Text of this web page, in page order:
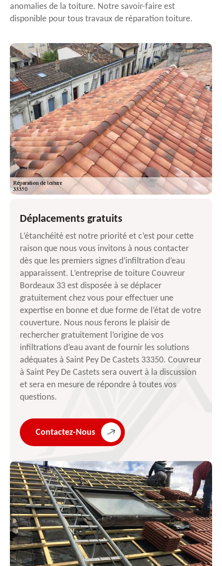
anomalies de la toiture. Notre savoir-faire est
disponible pour tous travaux de réparation toiture.
Déplacements gratuits
L’étanchéité est notre priorité et c’est pour cette
raison que nous vous invitons à nous contacter
dès que les premiers signes d’infiltration d’eau
apparaissent. L’entreprise de toiture Couvreur
Bordeaux 33 est disposée à se déplacer
gratuitement chez vous pour effectuer une
expertise en bonne et due forme de l’état de votre
couverture. Nous nous ferons le plaisir de
rechercher gratuitement l’origine de vos
infiltrations d’eau avant de fournir les solutions
adéquates à Saint Pey De Castets 33350. Couvreur
à Saint Pey De Castets sera ouvert à la discussion
et sera en mesure de répondre à toutes vos
questions.
Contactez-Nous